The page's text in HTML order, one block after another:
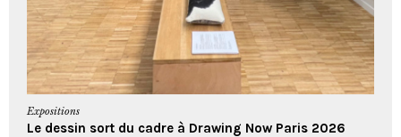
Expositions
Le dessin sort du cadre à Drawing Now Paris 2026